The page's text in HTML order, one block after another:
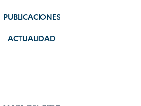
PUBLICACIONES
ACTUALIDAD